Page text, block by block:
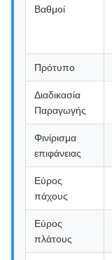
Βαθμοί
Πρότυπο
Διαδικασία
Παραγωγής
Φινίρισμα
επιφάνειας
Εύρος
πάχους
Εύρος
πλάτους